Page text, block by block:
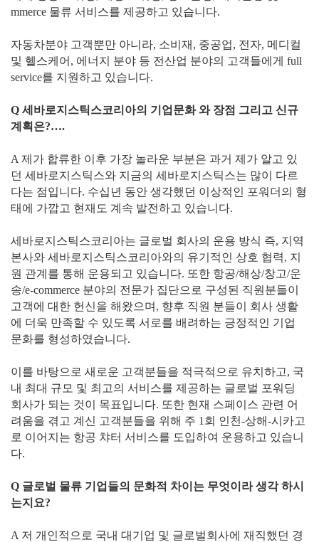
mmerce 물류 서비스를 제공하고 있습니다.
자동차분야 고객뿐만 아니라, 소비재, 중공업, 전자, 메디컬
및 헬스케어, 에너지 분야 등 전산업 분야의 고객들에게 full
service를 지원하고 있습니다.
Q 세바로지스틱스코리아의 기업문화 와 장점 그리고 신규
계획은?….
A 제가 합류한 이후 가장 놀라운 부분은 과거 제가 알고 있
던 세바로지스틱스와 지금의 세바로지스틱스는 많이 다르
다는 점입니다. 수십년 동안 생각했던 이상적인 포워더의 형
태에 가깝고 현재도 계속 발전하고 있습니다.
세바로지스틱스코리아는 글로벌 회사의 운용 방식 즉, 지역
본사와 세바로지스틱스코리아와의 유기적인 상호 협력, 지
원 관계를 통해 운용되고 있습니다. 또한 항공/해상/창고/운
송/e-commerce 분야의 전문가 집단으로 구성된 직원분들이
고객에 대한 헌신을 해왔으며, 향후 직원 분들이 회사 생활
에 더욱 만족할 수 있도록 서로를 배려하는 긍정적인 기업
문화를 형성하였습니다.
이를 바탕으로 새로운 고객분들을 적극적으로 유치하고, 국
내 최대 규모 및 최고의 서비스를 제공하는 글로벌 포워딩
회사가 되는 것이 목표입니다. 또한 현재 스페이스 관련 어
려움을 겪고 계신 고객분들을 위해 주 1회 인천-상해-시카고
로 이어지는 항공 챠터 서비스를 도입하여 운용하고 있습니
다.
Q 글로벌 물류 기업들의 문화적 차이는 무엇이라 생각 하시
는지요?
A 저 개인적으로 국내 대기업 및 글로벌회사에 재직했던 경